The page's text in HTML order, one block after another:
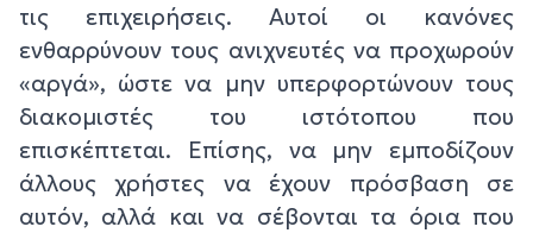
τις επιχειρήσεις. Αυτοί οι κανόνες
ενθαρρύνουν τους ανιχνευτές να προχωρούν
«αργά», ώστε να μην υπερφορτώνουν τους
διακομιστές του ιστότοπου που
επισκέπτεται. Επίσης, να μην εμποδίζουν
άλλους χρήστες να έχουν πρόσβαση σε
αυτόν, αλλά και να σέβονται τα όρια που